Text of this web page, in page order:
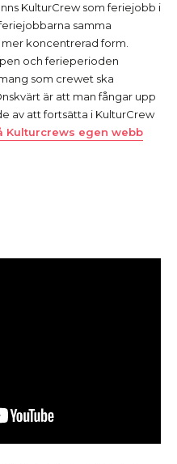
KulturCrew som feriejobb i
samma
koncentrerad form.
och ferieperioden
som crewet ska
är att man fångar upp
av att fortsätta i KulturCrew
Kulturcrews egen webb